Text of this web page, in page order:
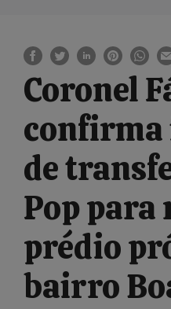
Coronel
confirma
de
Pop para
prédio
bairro